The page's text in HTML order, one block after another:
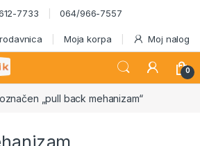
7733 064/966-7557
Moja korpa Moj nalog
0
„pull back mehanizam“